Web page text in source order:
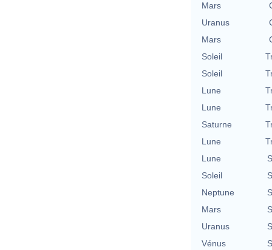
Mars
Uranus
Mars
Soleil
Soleil
Lune
Lune
Saturne
Lune
Lune
Soleil
Neptune
Mars
Uranus
Vénus